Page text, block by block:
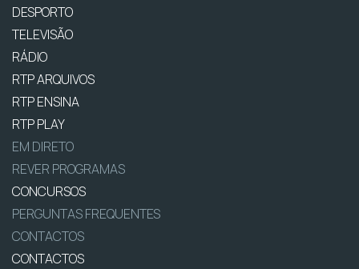
DESPORTO
TELEVISÃO
RÁDIO
RTP ARQUIVOS
RTP ENSINA
RTP PLAY
EM DIRETO
REVER PROGRAMAS
CONCURSOS
PERGUNTAS FREQUENTES
CONTACTOS
CONTACTOS